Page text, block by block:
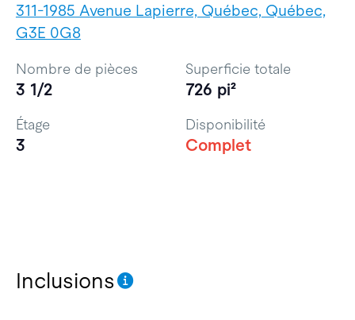
311-1985 Avenue Lapierre, Québec, Québec,
G3E 0G8
Inclusions
Nombre de pièces
3 1/2
Superficie totale
726 pi²
Étage
3
Disponibilité
Complet